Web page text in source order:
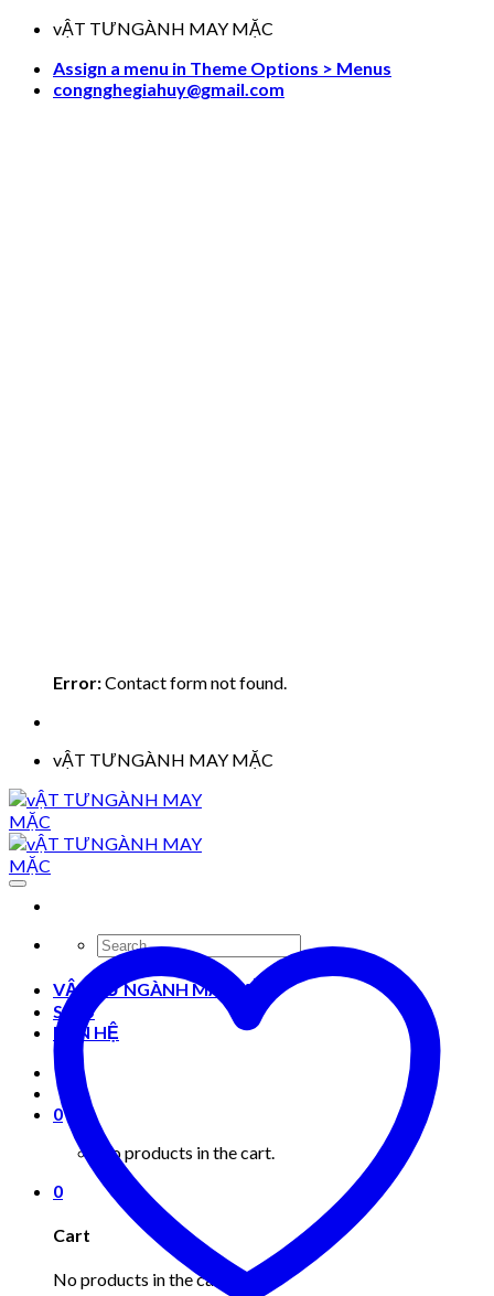
Skip
content
vẬT TƯNGÀNH MAY MẶC
Assign a menu in Theme Options > Menus
congnghegiahuy@gmail.com
Error:Contact form not found.
vẬT TƯNGÀNH MAY MẶC
Search
for:
VẬT TƯ NGÀNH MAY MẶC
Shop
LIÊN HỆ
0
No products in the cart.
0
Cart
No products in the cart.